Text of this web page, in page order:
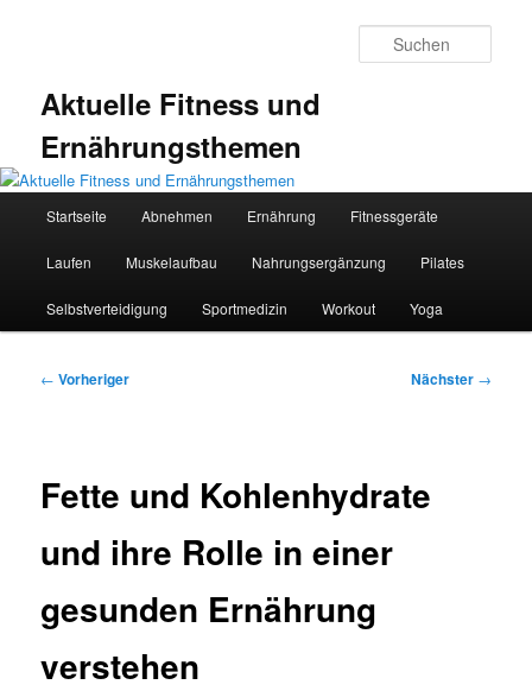
Aktuelle Fitness und
Ernährungsthemen
Startseite Abnehmen Ernährung Fitnessgeräte
Laufen Muskelaufbau Nahrungsergänzung Pilates
Selbstverteidigung Sportmedizin Workout Yoga
Beitragsnavigation
← Vorheriger Nächster →
Fette und Kohlenhydrate
und ihre Rolle in einer
gesunden Ernährung
verstehen